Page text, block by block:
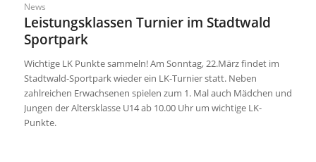
News
Leistungsklassen Turnier im Stadtwald
Sportpark
Wichtige LK Punkte sammeln! Am Sonntag, 22.März findet im
Stadtwald-Sportpark wieder ein LK-Turnier statt. Neben
zahlreichen Erwachsenen spielen zum 1. Mal auch Mädchen und
Jungen der Altersklasse U14 ab 10.00 Uhr um wichtige LK-
Punkte.